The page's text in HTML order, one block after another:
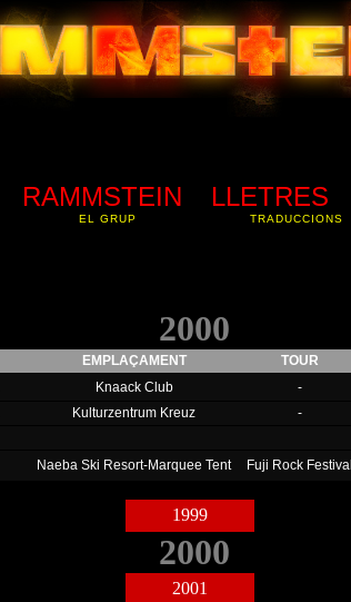
RAMMSTEIN
EL GRUP
LLETRES
TRADUCCIONS
2000
EMPLAÇAMENT TOUR
Knaack Club -
Kulturzentrum Kreuz -
Naeba Ski Resort-Marquee Tent Fuji Rock Festival
1999
2000
2001